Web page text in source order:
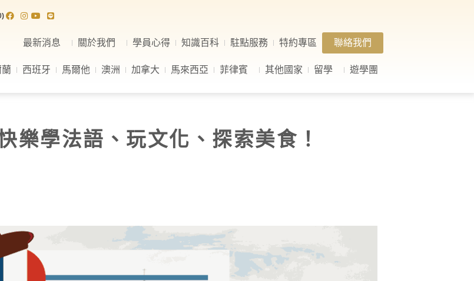
最新消息 關於我們 學員心得 知識百科 駐點服務 特約專區 聯絡我們
西班牙 馬爾他 澳洲 加拿大 馬來西亞 菲律賓 其他國家 留學 遊學團
樂學法語、玩文化、探索美食！